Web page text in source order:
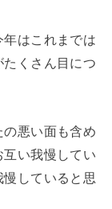
はこれまでは
くさん目につ
悪い面も含め
い我慢してい
していると思